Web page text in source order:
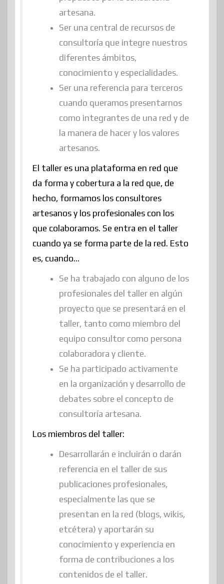
artesana.
Ser una central de recursos de
consultoría que integre nuestros
diferentes ámbitos,
conocimiento y especialidades.
Ser una referencia para terceros
cuando queramos presentarnos
como integrantes de una red y de
la manera de hacer y los valores
artesanos.
El taller es una plataforma en red que
da forma y cobertura a la red que, de
hecho, formamos los consultores
artesanos y los profesionales con los
que colaboramos. Se entra en el taller
cuando ya se forma parte de la red. Esto
es, cuando…
Se ha trabajado con alguno de los
profesionales del taller en algún
proyecto que se presentará en el
taller, tanto como miembro del
equipo consultor como persona
colaboradora y cliente.
Se ha participado activamente
en la organización y desarrollo de
debates sobre el concepto de
consultoría artesana.
Los miembros del taller:
Desarrollarán e incluirán o darán
referencia en el taller de sus
publicaciones profesionales,
especialmente las que se
presentan en la red (blogs, wikis,
etcétera) y aportarán su
conocimiento y experiencia en
forma de contribuciones a los
contenidos de el taller.